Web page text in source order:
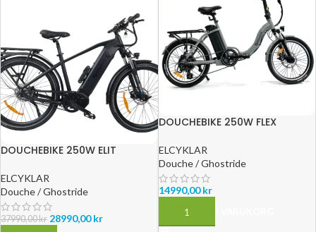
DOUCHEBIKE 250W ELIT
RÄCKVIDD 110KM
ELCYKLAR
Douche / Ghostride
37990,00kr 28990,00kr
DOUCHEBIKE 250W FLEX
KM
ELCYKLAR
Douche / Ghostride
14990,00kr
LÄGG TILL I VARUKORG